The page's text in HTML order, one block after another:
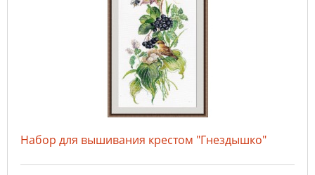
Набор для вышивания крестом "Гнездышко"